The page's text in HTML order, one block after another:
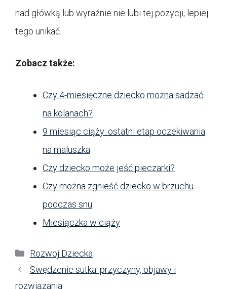
nad główką lub wyraźnie nie lubi tej pozycji, lepiej
tego unikać.
Zobacz także:
Czy 4-miesięczne dziecko można sadzać
na kolanach?
9 miesiąc ciąży: ostatni etap oczekiwania
na maluszka
Czy dziecko może jeść pieczarki?
Czy można zgnieść dziecko w brzuchu
podczas snu
Miesiączka w ciąży
Kategorie
Rozwoj Dziecka
Swędzenie sutka: przyczyny, objawy i
rozwiązania